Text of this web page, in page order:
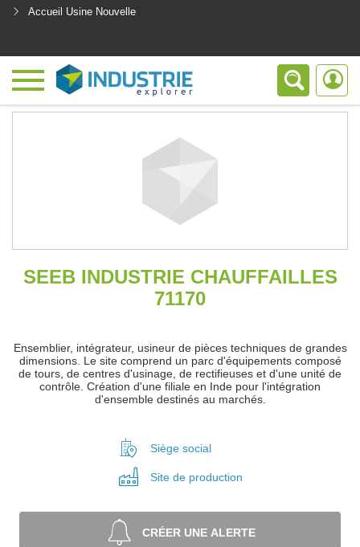
Accueil Usine Nouvelle
SEEB INDUSTRIE CHAUFFAILLES
71170
Ensemblier, intégrateur, usineur de pièces techniques de grandes
dimensions. Le site comprend un parc d'équipements composé
de tours, de centres d'usinage, de rectifieuses et d'une unité de
contrôle. Création d'une filiale en Inde pour l'intégration
d'ensemble destinés au marchés.
Siège social
Site de production
CRÉER UNE ALERTE